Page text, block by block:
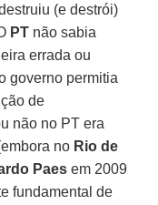
(e destrói)
PT não sabia
errada ou
governo permitia
de
não no PT era
no Rio de
Paes em 2009
fundamental de